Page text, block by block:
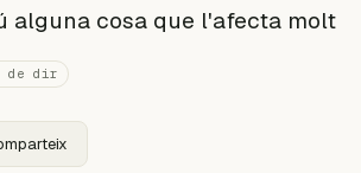
alguna cosa que l'afecta molt
de dir